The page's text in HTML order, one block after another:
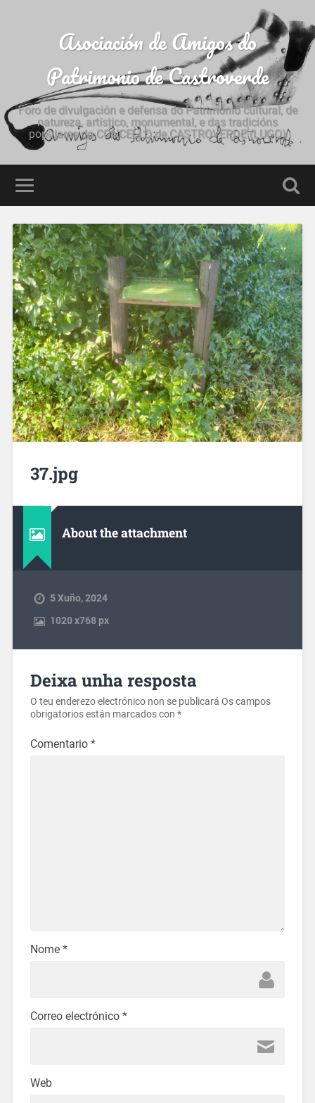
Asociación de Amigos do
Patrimonio de Castroverde
Foro de divulgación e defensa do Patrimonio cultural, de
natureza, artístico, monumental, e das tradicións
populares do CONCELLO de CASTROVERDE (LUGO)
37.jpg
About the attachment
5 Xuño, 2024
1020x768 px
Deixa unha resposta
O teu enderezo electrónico non se publicará Os campos
obrigatorios están marcados con *
Comentario *
Nome *
Correo electrónico *
Web